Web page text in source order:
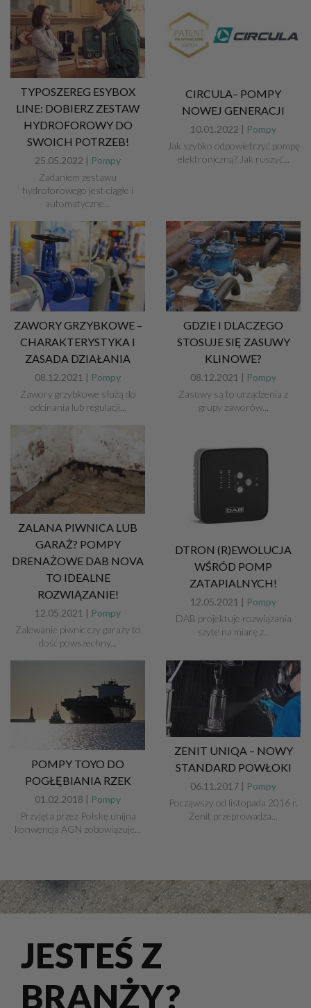
TYPOSZEREG ESYBOX
LINE: DOBIERZ ZESTAW
HYDROFOROWY DO
SWOICH POTRZEB!
25.05.2022 | Pompy
Zadaniem zestawu
hydroforowego jest ciągłe i
automatyczne...
CIRCULA– POMPY
NOWEJ GENERACJI
10.01.2022 | Pompy
Jak szybko odpowietrzyć pompę
elektroniczną? Jak ruszyć...
ZAWORY GRZYBKOWE –
CHARAKTERYSTYKA I
ZASADA DZIAŁANIA
08.12.2021 | Pompy
Zawory grzybkowe służą do
odcinania lub regulacji...
GDZIE I DLACZEGO
STOSUJE SIĘ ZASUWY
KLINOWE?
08.12.2021 | Pompy
Zasuwy są to urządzenia z
grupy zaworów...
ZALANA PIWNICA LUB
GARAŻ? POMPY
DRENAŻOWE DAB NOVA
TO IDEALNE
ROZWIĄZANIE!
12.05.2021 | Pompy
Zalewanie piwnic czy garaży to
dość powszechny...
DTRON (R)EWOLUCJA
WŚRÓD POMP
ZATAPIALNYCH!
12.05.2021 | Pompy
DAB projektuje rozwiązania
szyte na miarę z...
POMPY TOYO DO
POGŁĘBIANIA RZEK
01.02.2018 | Pompy
Przyjęta przez Polskę unijna
konwencja AGN zobowiązuje...
ZENIT UNIQA – NOWY
STANDARD POWŁOKI
06.11.2017 | Pompy
Począwszy od listopada 2016 r.
Zenit przeprowadza...
JESTEŚ Z
BRANŻY?